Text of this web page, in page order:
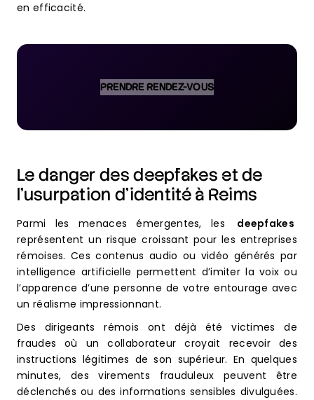
en efficacité.
PRENDRE RENDEZ-VOUS
Le danger des deepfakes et de
l’usurpation d’identité à Reims
Parmi les menaces émergentes, les
deepfakes
représentent un risque croissant pour les entreprises
rémoises. Ces contenus audio ou vidéo générés par
intelligence artificielle permettent d’imiter la voix ou
l’apparence d’une personne de votre entourage avec
un réalisme impressionnant.
Des dirigeants rémois ont déjà été victimes de
fraudes où un collaborateur croyait recevoir des
instructions légitimes de son supérieur. En quelques
minutes, des virements frauduleux peuvent être
déclenchés ou des informations sensibles divulguées.